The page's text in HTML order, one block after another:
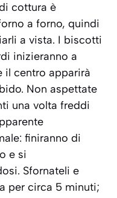
cottura è
a forno, quindi
a vista. I biscotti
inizieranno a
il centro apparirà
Non aspettate
una volta freddi
finiranno di
e si
Sfornateli e
per circa 5 minuti;